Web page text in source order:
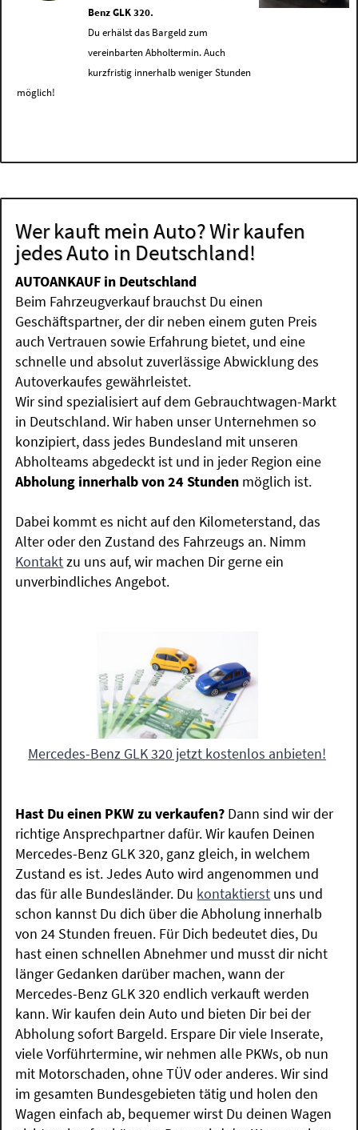
Benz GLK 320.
Du erhälst das Bargeld zum
vereinbarten Abholtermin. Auch
kurzfristig innerhalb weniger Stunden
möglich!
Wer kauft mein Auto? Wir kaufen
jedes Auto in Deutschland!
AUTOANKAUF in Deutschland
Beim Fahrzeugverkauf brauchst Du einen
Geschäftspartner, der dir neben einem guten Preis
auch Vertrauen sowie Erfahrung bietet, und eine
schnelle und absolut zuverlässige Abwicklung des
Autoverkaufes gewährleistet.
Wir sind spezialisiert auf dem Gebrauchtwagen-Markt
in Deutschland. Wir haben unser Unternehmen so
konzipiert, dass jedes Bundesland mit unseren
Abholteams abgedeckt ist und in jeder Region eine
Abholung innerhalb von 24 Stunden möglich ist.
Dabei kommt es nicht auf den Kilometerstand, das
Alter oder den Zustand des Fahrzeugs an. Nimm
Kontaktzu uns auf, wir machen Dir gerne ein
unverbindliches Angebot.
Mercedes-Benz GLK 320 jetzt kostenlos anbieten!
Hast Du einen PKW zu verkaufen? Dann sind wir der
richtige Ansprechpartner dafür. Wir kaufen Deinen
Mercedes-Benz GLK 320, ganz gleich, in welchem
Zustand es ist. Jedes Auto wird angenommen und
das für alle Bundesländer. Du kontaktierst uns und
schon kannst Du dich über die Abholung innerhalb
von 24 Stunden freuen. Für Dich bedeutet dies, Du
hast einen schnellen Abnehmer und musst dir nicht
länger Gedanken darüber machen, wann der
Mercedes-Benz GLK 320 endlich verkauft werden
kann. Wir kaufen dein Auto und bieten Dir bei der
Abholung sofort Bargeld. Erspare Dir viele Inserate,
viele Vorführtermine, wir nehmen alle PKWs, ob nun
mit Motorschaden, ohne TÜV oder anderes. Wir sind
im gesamten Bundesgebieten tätig und holen den
Wagen einfach ab, bequemer wirst Du deinen Wagen